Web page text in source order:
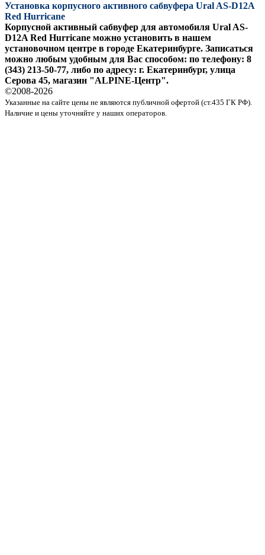
Установка корпусного активного сабвуфера Ural AS-D12A
Red Hurricane
Корпусной активный сабвуфер для автомобиля Ural AS-
D12A Red Hurricane можно установить в нашем
установочном центре в городе Екатеринбурге. Записаться
можно любым удобным для Вас способом: по телефону: 8
(343) 213-50-77, либо по адресу: г. Екатеринбург, улица
Серова 45, магазин "ALPINE-Центр".
©2008-2026
Указанные на сайте цены не являются публичной офертой (ст.435 ГК РФ).
Наличие и цены уточняйте у наших операторов.